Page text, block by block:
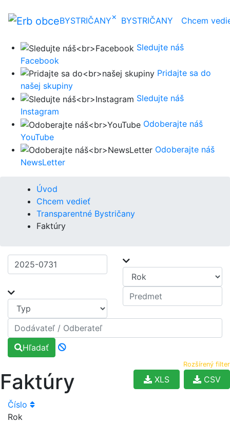
BYSTRIČANY× BYSTRIČANY Chcem
Sledujte náš
Facebook
Pridajte sa do
našej skupiny
Sledujte náš
Instagram
Odoberajte náš
YouTube
Odoberajte náš
NewsLetter
Úvod
Chcem vedieť
Transparentné Bystričany
Faktúry
Hľadať
Rozšírený filter
Faktúry CSV
XLS
Číslo
Rok